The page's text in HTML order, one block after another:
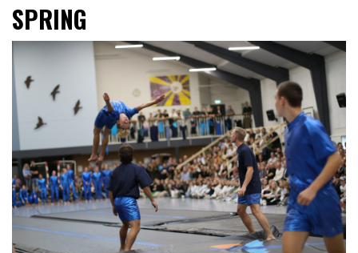
SPRING